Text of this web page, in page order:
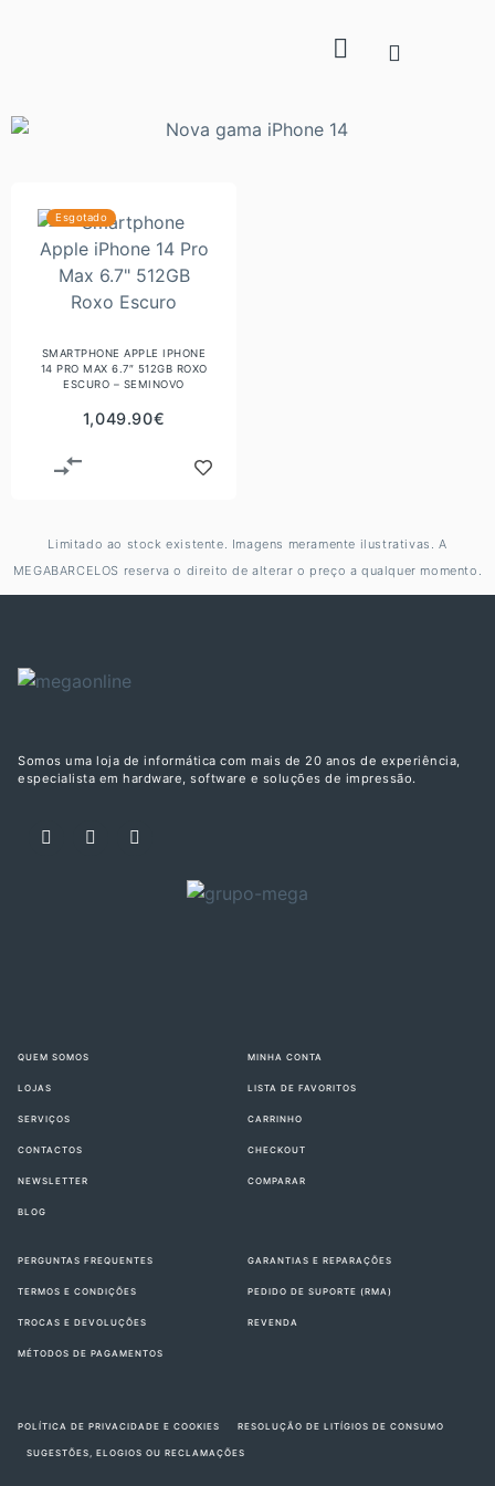
Esgotado
SMARTPHONE APPLE IPHONE
14 PRO MAX 6.7″ 512GB ROXO
ESCURO – SEMINOVO
1,049.90€
Limitado ao stock existente. Imagens meramente ilustrativas. A
MEGABARCELOS reserva o direito de alterar o preço a qualquer momento.
Somos uma loja de informática com mais de 20 anos de experiência,
especialista em hardware, software e soluções de impressão.
QUEM SOMOS
LOJAS
SERVIÇOS
CONTACTOS
NEWSLETTER
BLOG
MINHA CONTA
LISTA DE FAVORITOS
CARRINHO
CHECKOUT
COMPARAR
PERGUNTAS FREQUENTES
TERMOS E CONDIÇÕES
TROCAS E DEVOLUÇÕES
MÉTODOS DE PAGAMENTOS
GARANTIAS E REPARAÇÕES
PEDIDO DE SUPORTE (RMA)
REVENDA
POLÍTICA DE PRIVACIDADE E COOKIES RESOLUÇÃO DE LITÍGIOS DE CONSUMO
SUGESTÕES, ELOGIOS OU RECLAMAÇÕES